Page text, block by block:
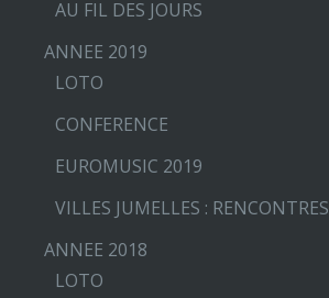
AU FIL DES JOURS
ANNEE 2019
LOTO
CONFERENCE
EUROMUSIC 2019
VILLES JUMELLES : RENCONTRES
ANNEE 2018
LOTO